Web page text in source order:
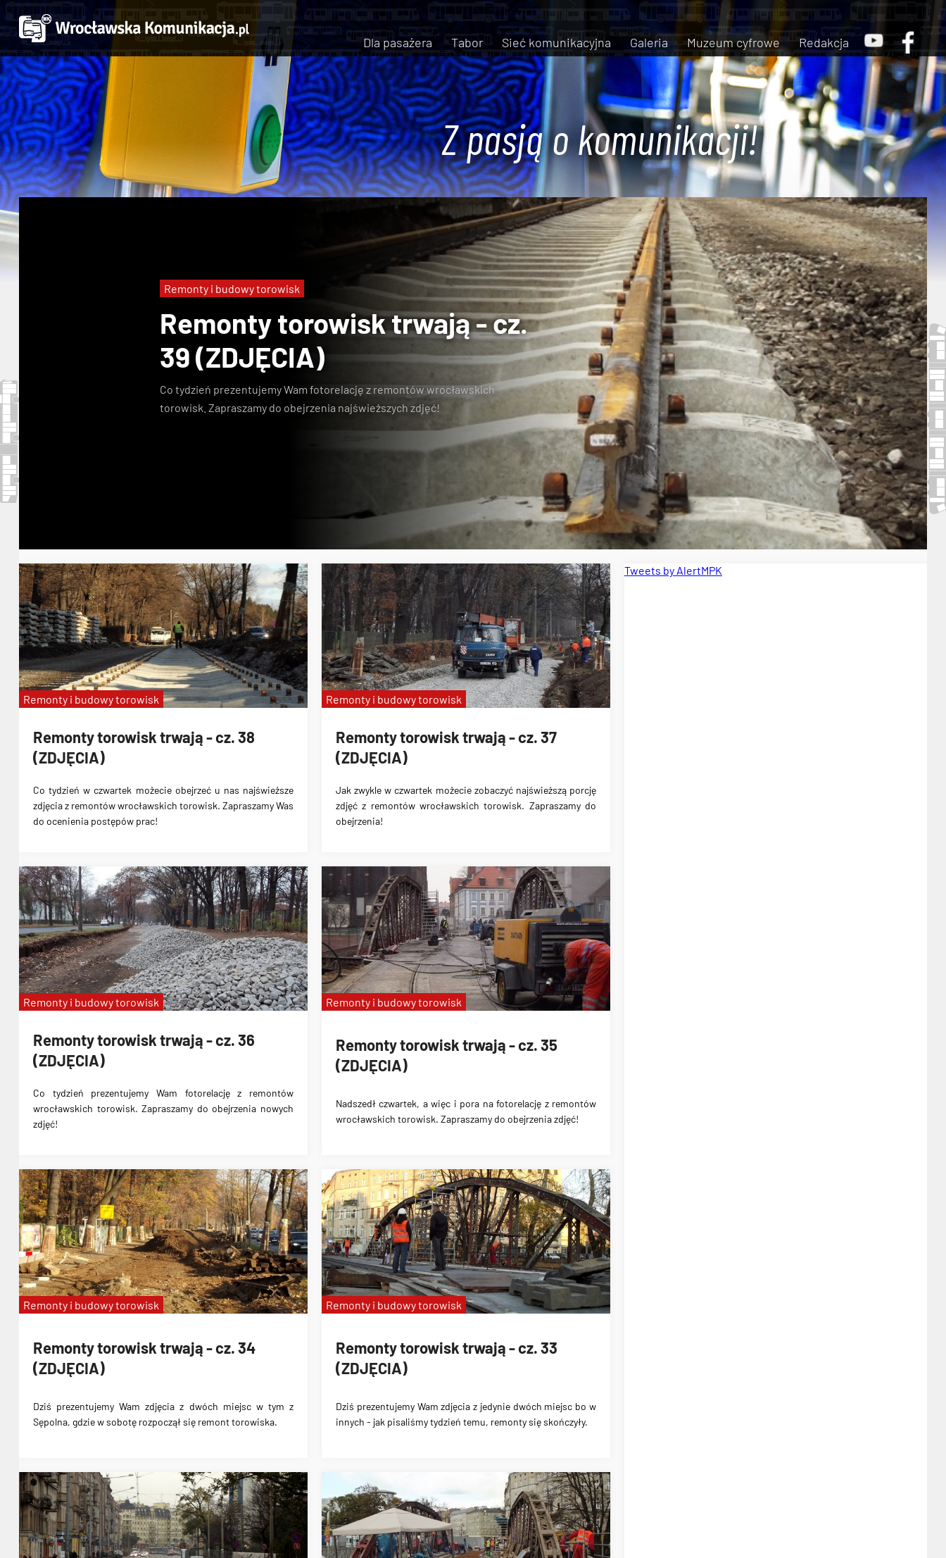
Dla pasażera Tabor Sieć komunikacyjna Galeria Muzeum cyfrowe Redakcja
Z pasją o komunikacji!
Remonty torowisk trwają - cz.
39 (ZDJĘCIA)
Co tydzień prezentujemy Wam fotorelację z remontów wrocławskich
torowisk. Zapraszamy do obejrzenia najświeższych zdjęć!
Remonty i budowy torowisk
Remonty torowisk trwają - cz. 38
(ZDJĘCIA)
Co tydzień w czwartek możecie obejrzeć u nas najświeższe
zdjęcia z remontów wrocławskich torowisk. Zapraszamy Was
do ocenienia postępów prac!
Remonty i budowy torowisk
Remonty torowisk trwają - cz. 37
(ZDJĘCIA)
Jak zwykle w czwartek możecie zobaczyć najświeższą porcję
zdjęć z remontów wrocławskich torowisk. Zapraszamy do
obejrzenia!
Remonty i budowy torowisk
Remonty torowisk trwają - cz. 36
(ZDJĘCIA)
Co tydzień prezentujemy Wam fotorelację z remontów
wrocławskich torowisk. Zapraszamy do obejrzenia nowych
zdjęć!
Remonty i budowy torowisk
Remonty torowisk trwają - cz. 35
(ZDJĘCIA)
Nadszedł czwartek, a więc i pora na fotorelację z remontów
wrocławskich torowisk. Zapraszamy do obejrzenia zdjęć!
Remonty i budowy torowisk
Remonty torowisk trwają - cz. 34
(ZDJĘCIA)
Dziś prezentujemy Wam zdjęcia z dwóch miejsc w tym z
Sępolna, gdzie w sobotę rozpoczął się remont torowiska.
Remonty i budowy torowisk
Remonty torowisk trwają - cz. 33
(ZDJĘCIA)
Dziś prezentujemy Wam zdjęcia z jedynie dwóch miejsc bo w
innych - jak pisaliśmy tydzień temu, remonty się skończyły.
Remonty i budowy torowisk
Tweets by AlertMPK